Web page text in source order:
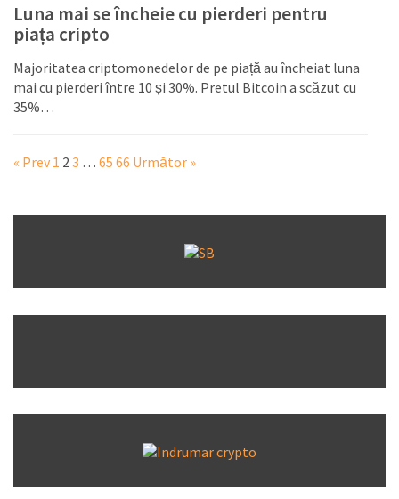
Luna mai se încheie cu pierderi pentru
piața cripto
Majoritatea criptomonedelor de pe piață au încheiat luna
mai cu pierderi între 10 și 30%. Pretul Bitcoin a scăzut cu
35%…
« Prev 1 2 3 … 65 66 Următor »